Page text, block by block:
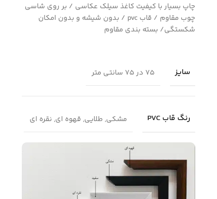
چاپ بسیار با کیفیت کاغذ سیلک عکاسی / بر روی شاسی
چوب مقاوم / قاب pvc / بدون شیشه و بدون امکان
شکستگی/ بسته بندی مقاوم
سایز 75 در 75 سانتی متر
رنگ قاب PVC مشکی, طلایی, قهوه ای, نقره ای